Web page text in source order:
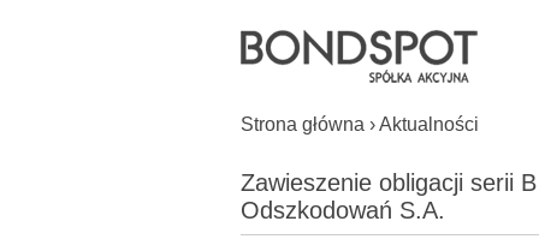
Strona główna ›Aktualności
Zawieszenie obligacji serii
Odszkodowań S.A.